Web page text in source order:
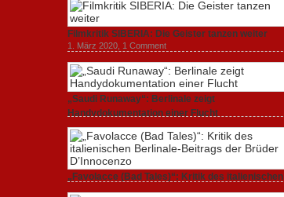
Filmkritik SIBERIA: Die Geister tanzen weiter
1. März 2020, 1 Comment
„Saudi Runaway“: Berlinale zeigt
Handydokumentation einer Flucht
„Favolacce (Bad Tales)“: Kritik des italienischen
Berlinale-Beitrags der Brüder D’Innocenzo